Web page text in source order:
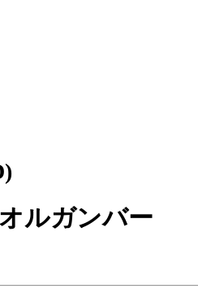
ルガンバー